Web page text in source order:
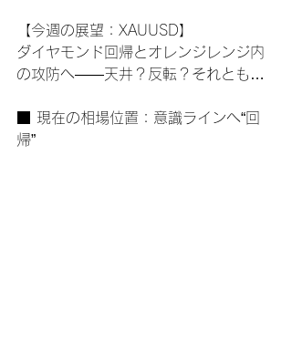
【今週の展望：XAUUSD】
ダイヤモンド回帰とオレンジレンジ内
の攻防へ――天井？反転？それとも…
■ 現在の相場位置：意識ラインへ“回
帰”